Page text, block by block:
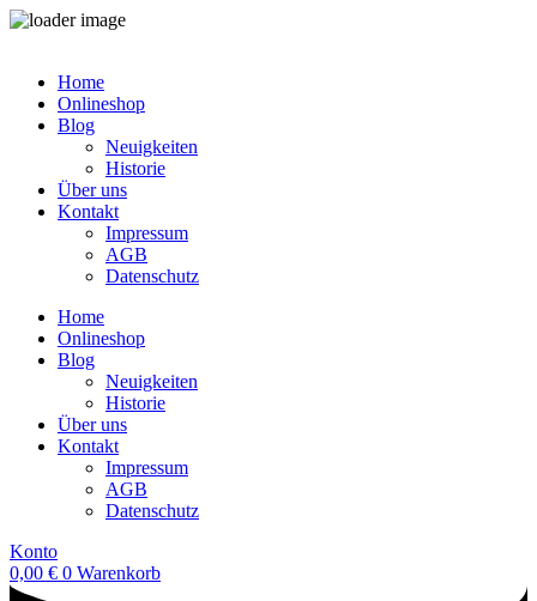
springenHome
Onlineshop
Blog
Neuigkeiten
Historie
Über uns
Kontakt
Impressum
AGB
Datenschutz
Home
Onlineshop
Blog
Neuigkeiten
Historie
Über uns
Kontakt
Impressum
AGB
Datenschutz
Konto
0,00 € 0 Warenkorb